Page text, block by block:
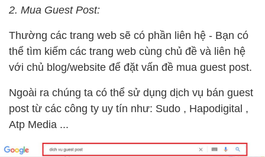
2. Mua Guest Post:
Thường các trang web sẽ có phần liên hệ - Bạn có
thể tìm kiếm các trang web cùng chủ đề và liên hệ
với chủ blog/website để đặt vấn đề mua guest post.
Ngoài ra chúng ta có thể sử dụng dịch vụ bán guest
post từ các công ty uy tín như: Sudo , Hapodigital ,
Atp Media ...